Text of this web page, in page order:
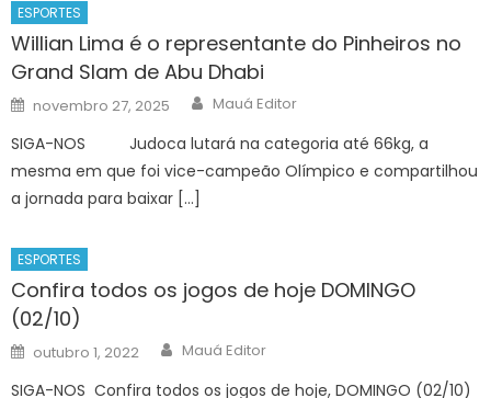
ESPORTES
Willian Lima é o representante do Pinheiros no
Grand Slam de Abu Dhabi
Posted
on
novembro 27, 2025 Author
Mauá Editor
SIGA-NOS Judoca lutará na categoria até 66kg, a
mesma em que foi vice-campeão Olímpico e compartilhou
a jornada para baixar […]
ESPORTES
Confira todos os jogos de hoje DOMINGO
(02/10)
Posted
on
outubro 1, 2022 Author
Mauá Editor
SIGA-NOS Confira todos os jogos de hoje, DOMINGO (02/10)